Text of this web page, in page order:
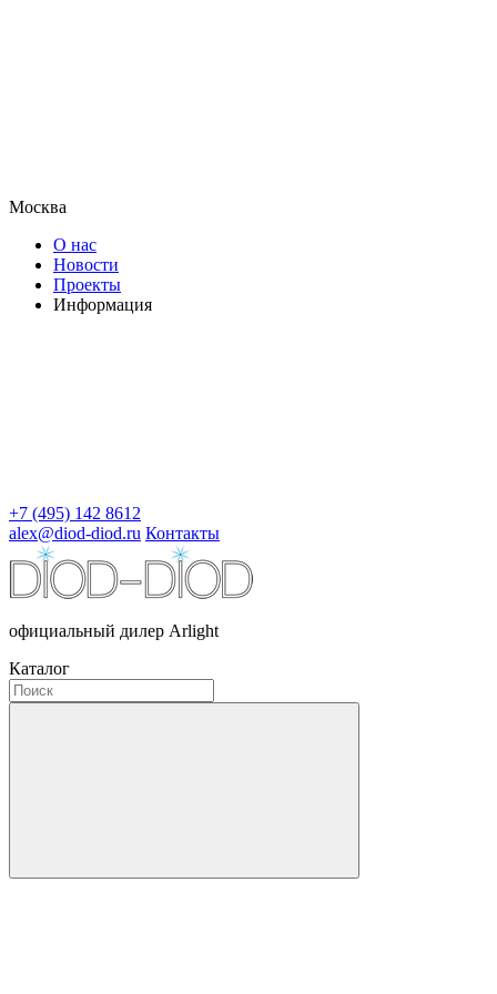
Москва
О нас
Новости
Проекты
Информация
+7 (495) 142 8612
alex@diod-diod.ru Контакты
официальный дилер Arlight
Каталог